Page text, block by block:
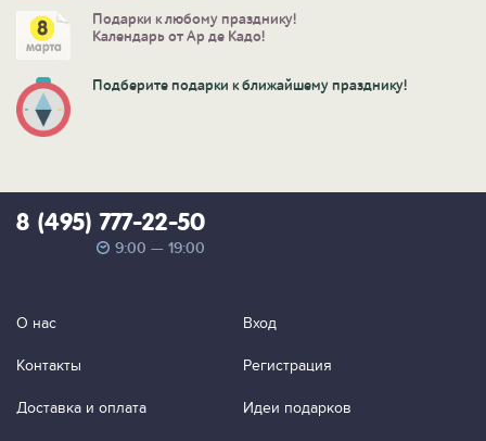
Подарки к любому празднику!
Календарь от Ар де Кадо!
Подберите подарки к ближайшему празднику!
8 (495) 777-22-50
9:00 — 19:00
О нас
Контакты
Доставка и оплата
Вход
Регистрация
Идеи подарков